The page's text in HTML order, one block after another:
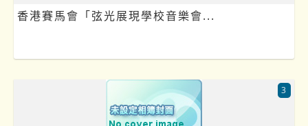
香港賽馬會「弦光展現學校音樂會...
3